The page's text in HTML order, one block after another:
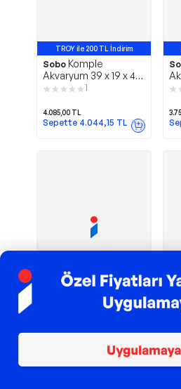
TROY ile 200 TL İndirim
Sobo Komple
Akvaryum 39 x 19 x 44
cm Beyaz1
4.085,00 TL
Sepette 4.044,15 TL
TROY ile 200 TL İndirim
AQ-4500 Kafa